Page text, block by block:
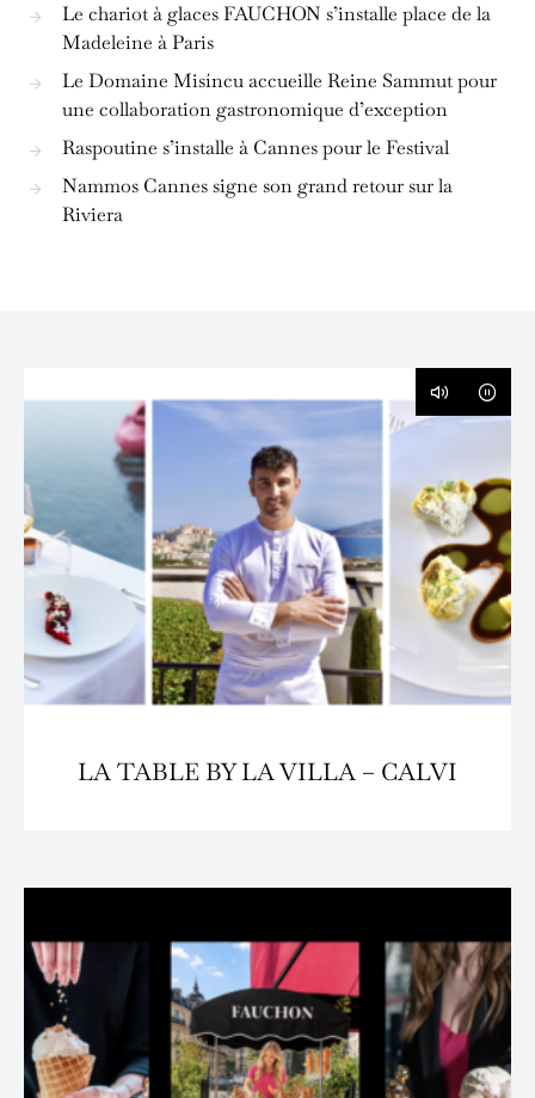
Le chariot à glaces FAUCHON s’installe place de la
Madeleine à Paris
Le Domaine Misíncu accueille Reine Sammut pour
une collaboration gastronomique d’exception
Raspoutine s’installe à Cannes pour le Festival
Nammos Cannes signe son grand retour sur la
Riviera
LA TABLE BY LA VILLA – CALVI